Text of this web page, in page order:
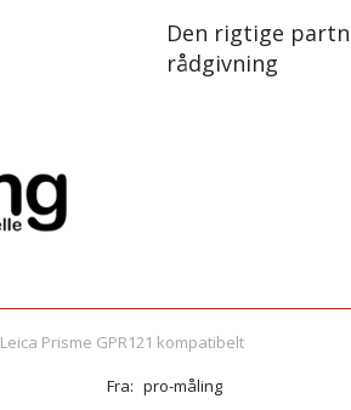
Den rigtige
rådgivning
Leica Prisme GPR121 kompatibelt
Fra: pro-måling